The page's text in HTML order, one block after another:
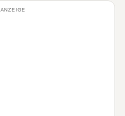
ANZEIGE